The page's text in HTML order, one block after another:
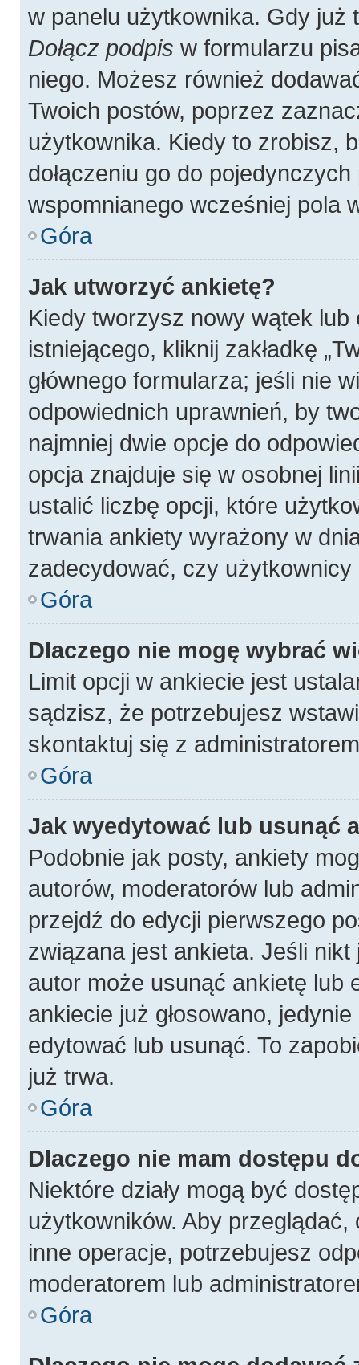
w panelu użytkownika. Gdy
Dołącz podpis w formularzu
niego. Możesz również
Twoich postów, poprzez
użytkownika. Kiedy to zrobisz,
dołączeniu go do
wspomnianego wcześniej pola
Góra
Jak utworzyć ankietę?
Kiedy tworzysz nowy wątek
istniejącego, kliknij zakładkę
głównego formularza; jeśli nie
odpowiednich uprawnień, by
najmniej dwie opcje do
opcja znajduje się w osobnej
ustalić liczbę opcji, które
trwania ankiety wyrażony w
zadecydować, czy użytkownicy
Góra
Dlaczego nie mogę wybrać
Limit opcji w ankiecie jest
sądzisz, że potrzebujesz
skontaktuj się z
Góra
Jak wyedytować lub usunąć
Podobnie jak posty, ankiety
autorów, moderatorów lub
przejdź do edycji pierwszego
związana jest ankieta. Jeśli nikt
autor może usunąć ankietę lub
ankiecie już głosowano,
edytować lub usunąć. To
już trwa.
Góra
Dlaczego nie mam dostępu
Niektóre działy mogą być
użytkowników. Aby
inne operacje, potrzebujesz
moderatorem lub
Góra